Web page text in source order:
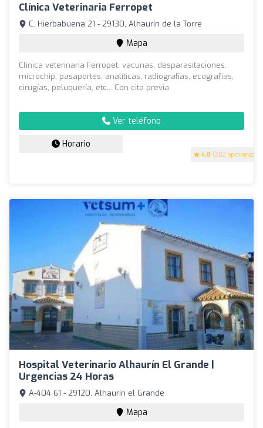
Clínica Veterinaria Ferropet
4.8 (202 opiniones)
C. Hierbabuena 21 - 29130, Alhaurín de la Torre
Mapa
Clínica veterinaria Ferropet: vacunas, desparasitaciones,
microchip, pasaportes, analíticas, radiografías, ecografias,
cirugías, peluquería, etc... Con cita previa
Ver teléfono
Horario
Hospital Veterinario Alhaurín El Grande |
Urgencias 24 Horas
A-404 61 - 29120, Alhaurín el Grande
Mapa